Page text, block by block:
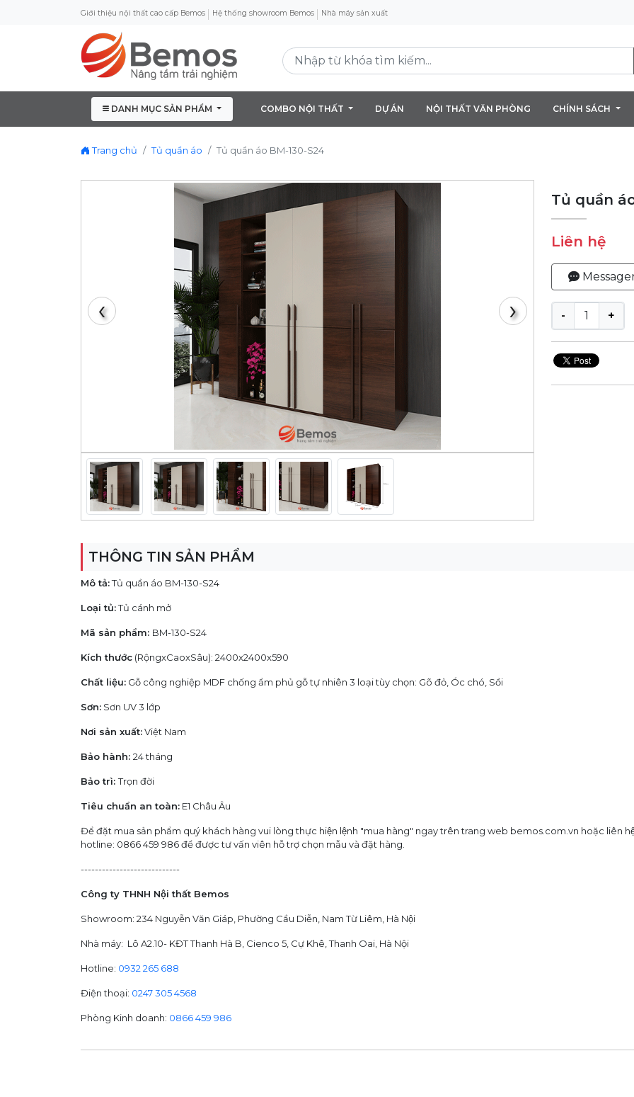
Giới thiệu nội thất cao cấp Bemos Hệ thống showroom Bemos Nhà máy sản xuất
DANH MỤC SẢN PHẨM COMBO NỘI THẤT DỰ ÁN NỘI THẤT VĂN PHÒNG CHÍNH SÁCH
Trang chủ Tủ quần áo Tủ quần áo BM-130-S24
›
‹
Tủ quần
Liên hệ
- +
THÔNG TIN SẢN PHẨM
Mô tả:Tủ quần áo BM-130-S24
Loại tủ:Tủ cánh mở
Mã sản phẩm: BM-130-S24
Kích thước (RộngxCaoxSâu): 2400x2400x590
Chất liệu: Gỗ công nghiệp MDF chống ẩm phủ gỗ tự nhiên 3 loại tùy chọn: Gõ đỏ, Óc chó, Sồi
Sơn: Sơn UV 3 lớp
Nơi sản xuất:Việt Nam
Bảo hành: 24 tháng
Bảo trì:Trọn đời
Tiêu chuẩn an toàn: E1 Châu Âu
Để đặt mua sản phẩm quý khách hàng vui lòng thực hiện lệnh "mua hàng" ngay trên trang web bemos.com.vn hoặc liên
hotline: 0866 459 986 để được tư vấn viên hỗ trợ chọn mẫu và đặt hàng.
----------------------------
Công ty THNH Nội thất Bemos
Showroom: 234 Nguyễn Văn Giáp, Phường Cầu Diễn, Nam Từ Liêm, Hà Nội
Nhà máy: Lô A2.10- KĐT Thanh Hà B, Cienco 5, Cự Khê, Thanh Oai, Hà Nội
Hotline: 0932 265 688
Điện thoại: 0247 305 4568
Phòng Kinh doanh: 0866 459 986